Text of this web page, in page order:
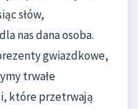
słów,
nas dana osoba.
gwiazdkowe,
trwałe
które przetrwają